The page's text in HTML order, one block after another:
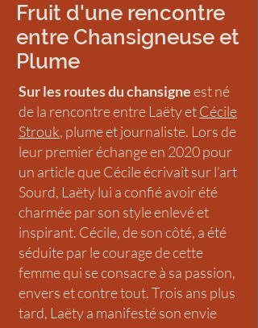
Fruit d'une rencontre
entre Chansigneuse et
Plume
Sur les routes du chansigneest né
de la rencontre entre Laëty etCécile
Strouk, plume et journaliste. Lors de
leur premier échange en 2020 pour
un article que Cécile écrivait sur l’art
Sourd, Laëty lui a confié avoir été
charmée par son style enlevé et
inspirant. Cécile, de son côté, a été
séduite par le courage de cette
femme qui se consacre à sa passion,
envers et contre tout. Trois ans plus
tard, Laëty a manifesté son envie